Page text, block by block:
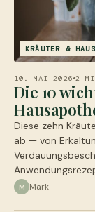
KRÄUTER &
10. MAI 2026 2
Die 10
Diese zehn
ab — von
M Mark